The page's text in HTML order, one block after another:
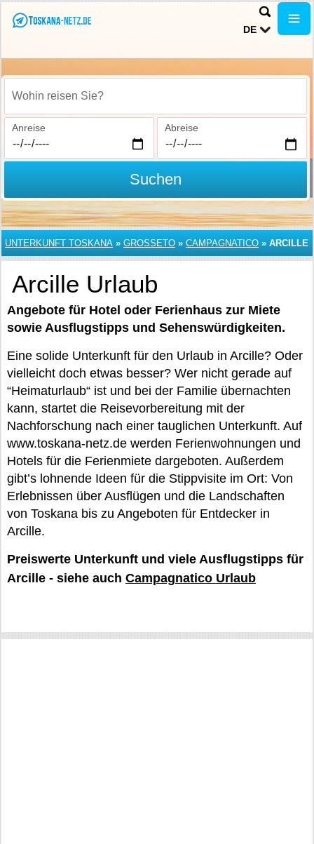
DE
Wohin reisen Sie?
Anreise Abreise
Suchen
UNTERKUNFT TOSKANA » GROSSETO » CAMPAGNATICO » ARCILLE
Arcille Urlaub
Angebote für Hotel oder Ferienhaus zur Miete
sowie Ausflugstipps und Sehenswürdigkeiten.
Eine solide Unterkunft für den Urlaub in Arcille? Oder
vielleicht doch etwas besser? Wer nicht gerade auf
“Heimaturlaub“ ist und bei der Familie übernachten
kann, startet die Reisevorbereitung mit der
Nachforschung nach einer tauglichen Unterkunft. Auf
www.toskana-netz.de werden Ferienwohnungen und
Hotels für die Ferienmiete dargeboten. Außerdem
gibt’s lohnende Ideen für die Stippvisite im Ort: Von
Erlebnissen über Ausflügen und die Landschaften
von Toskana bis zu Angeboten für Entdecker in
Arcille.
Preiswerte Unterkunft und viele Ausflugstipps für
Arcille - siehe auch Campagnatico Urlaub